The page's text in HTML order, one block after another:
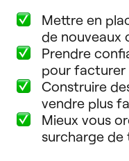
Mettre en
de nouveaux
Prendre
pour facturer
Construire
vendre plus
Mieux vous
surcharge de